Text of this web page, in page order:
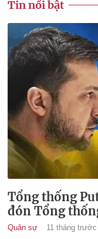
Tin nổi bật
Tổng thống
đón Tổng
Quân sự 11 tháng trước